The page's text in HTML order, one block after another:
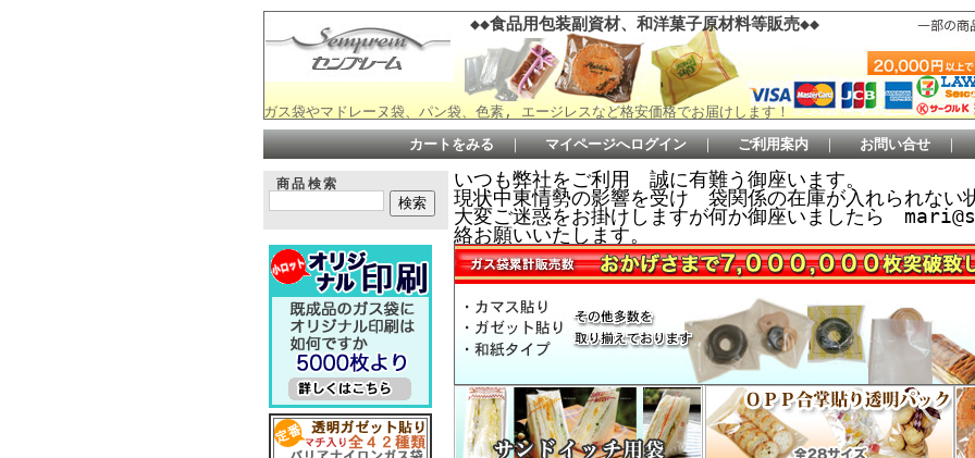
◆◆食品用包装副資材、和洋菓子原材料等販売◆◆
ガス袋やマドレーヌ袋、パン袋、色素, エージレスなど格安価格でお届けします！
カートをみる ｜ マイページへログイン ｜ ご利用案内 ｜ お問い合せ ｜
商品検索
いつも弊社をご利用 誠に有難う御座います。
現状中東情勢の影響を受け 袋関係の在庫が入れられない
大変ご迷惑をお掛けしますが何か御座いましたら
絡お願いいたします。